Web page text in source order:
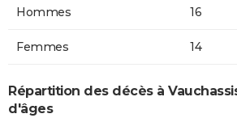
Hommes 16
Femmes 14
Répartition des décès à
d'âges